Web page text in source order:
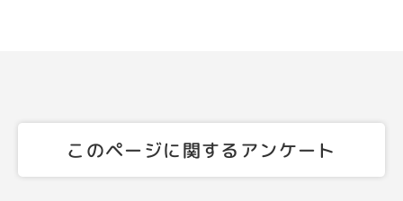
このページに関するアンケート